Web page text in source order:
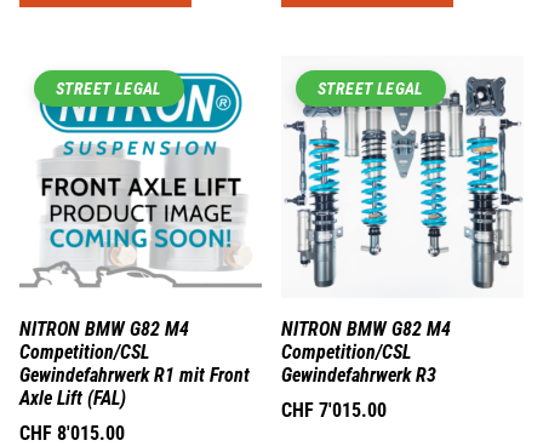
STREET LEGAL
NITRON BMW G82 M4
Competition/CSL
Gewindefahrwerk R1 mit Front
Axle Lift (FAL)
CHF 8'015.00
STREET LEGAL
NITRON BMW G82 M4
Competition/CSL
Gewindefahrwerk R3
CHF 7'015.00